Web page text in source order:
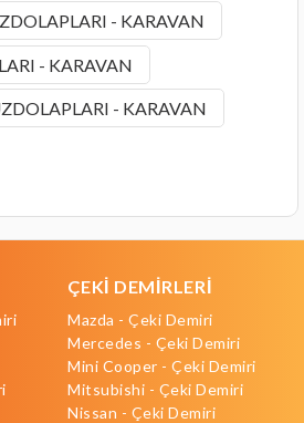
- KARAVAN
- KARAVAN
- KARAVAN
ÇEKİ DEMİRLERİ
Mazda - Çeki Demiri
Mercedes - Çeki Demiri
Mini Cooper - Çeki Demiri
Mitsubishi - Çeki Demiri
Nissan - Çeki Demiri